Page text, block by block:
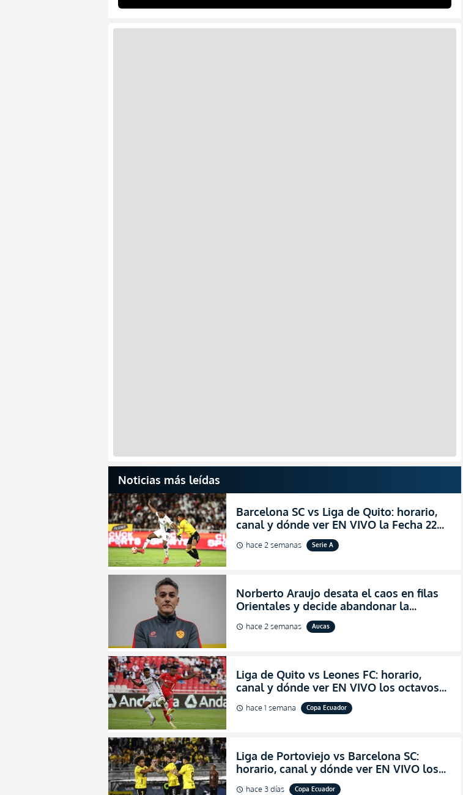
Noticias más leídas
Barcelona SC vs Liga de Quito: horario,
canal y dónde ver EN VIVO la Fecha 22
de la LigaPro 2026
schedule hace 2 semanas Serie A
Norberto Araujo desata el caos en filas
Orientales y decide abandonar la
dirección técnica de Aucas
schedule hace 2 semanas Aucas
Liga de Quito vs Leones FC: horario,
canal y dónde ver EN VIVO los octavos
de final de la Copa Ecuador 2026
schedule hace 1 semana Copa Ecuador
Liga de Portoviejo vs Barcelona SC:
horario, canal y dónde ver EN VIVO los
octavos de final de la Copa Ecuador 2026
schedule hace 3 días Copa Ecuador